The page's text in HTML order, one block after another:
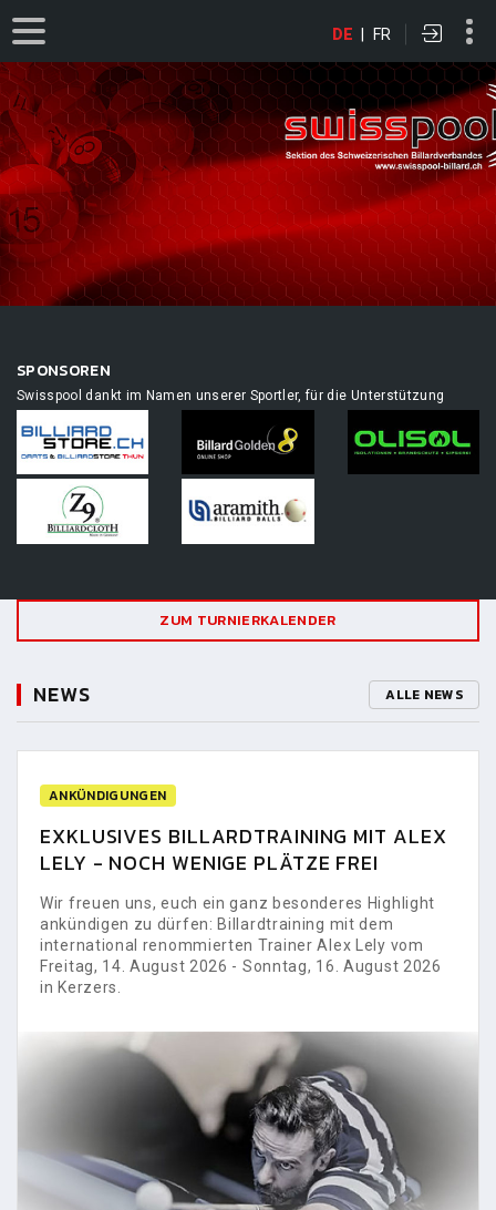
DE | FR
SPONSOREN
Swisspool dankt im Namen unserer Sportler, für die Unterstützung
ZUM TURNIERKALENDER
NEWS ALLE NEWS
ANKÜNDIGUNGEN
EXKLUSIVES BILLARDTRAINING MIT ALEX
LELY - NOCH WENIGE PLÄTZE FREI
Wir freuen uns, euch ein ganz besonderes Highlight
ankündigen zu dürfen: Billardtraining mit dem
international renommierten Trainer Alex Lely vom
Freitag, 14. August 2026 - Sonntag, 16. August 2026
in Kerzers.